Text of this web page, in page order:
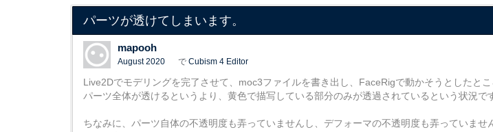
パーツが透けてしまいます。
mapooh
August 2020 で Cubism 4 Editor
Live2Dでモデリングを完了させて、moc3ファイルを書き出し、FaceRigで動かそうとしたと
パーツ全体が透けるというより、黄色で描写している部分のみが透過されているという状況で
ちなみに、パーツ自体の不透明度も弄っていませんし、デフォーマの不透明度も弄っていませ